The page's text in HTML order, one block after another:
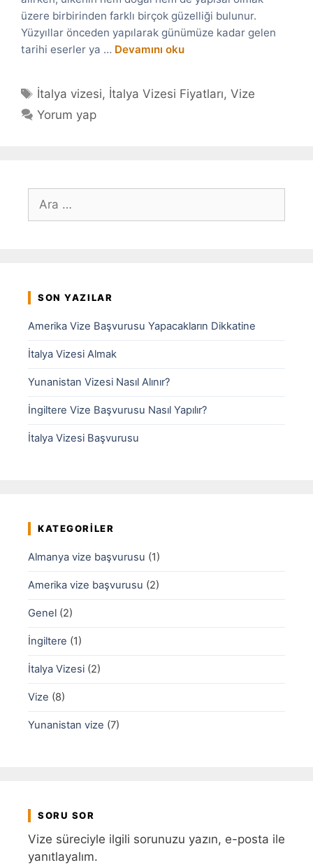
üzere birbirinden farklı birçok güzelliği bulunur.
Yüzyıllar önceden yapılarak günümüze kadar gelen
tarihi eserler ya … Devamını oku
Etiketler
İtalya vizesi, İtalya Vizesi Fiyatları,Vize
Yorum yap
için
SON YAZILAR
Amerika Vize Başvurusu Yapacakların Dikkatine
İtalya Vizesi Almak
Yunanistan Vizesi Nasıl Alınır?
İngiltere Vize Başvurusu Nasıl Yapılır?
İtalya Vizesi Başvurusu
KATEGORILER
Almanya vize başvurusu (1)
Amerika vize başvurusu (2)
Genel (2)
İngiltere (1)
İtalya Vizesi (2)
Vize (8)
Yunanistan vize (7)
SORU SOR
Vize süreciyle ilgili sorunuzu yazın, e-posta ile
yanıtlayalım.